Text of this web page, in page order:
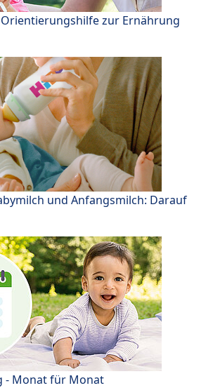
zur Ernährung
und Anfangsmilch: Darauf
- Monat für Monat